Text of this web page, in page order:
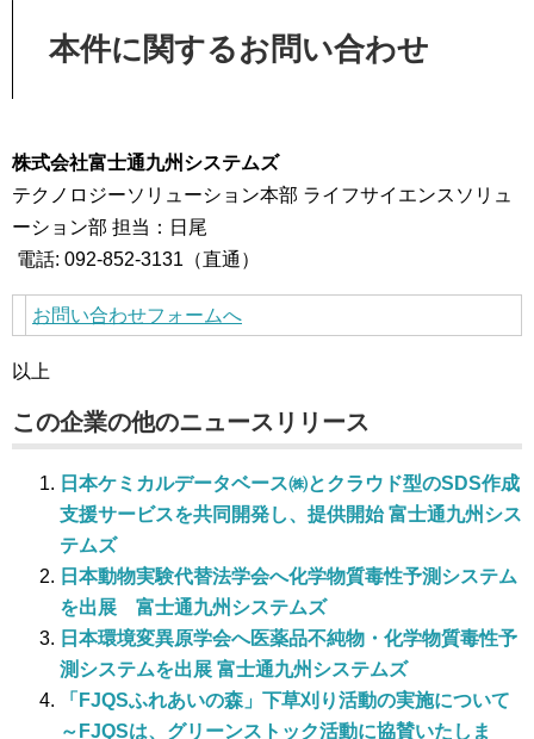
本件に関するお問い合わせ
株式会社富士通九州システムズ
テクノロジーソリューション本部 ライフサイエンスソリュ
ーション部 担当：日尾
電話: 092-852-3131（直通）
お問い合わせフォームへ
以上
この企業の他のニュースリリース
日本ケミカルデータベース㈱とクラウド型のSDS作成
支援サービスを共同開発し、提供開始 富士通九州シス
テムズ
日本動物実験代替法学会へ化学物質毒性予測システム
を出展 富士通九州システムズ
日本環境変異原学会へ医薬品不純物・化学物質毒性予
測システムを出展 富士通九州システムズ
「FJQSふれあいの森」下草刈り活動の実施について
～FJQSは、グリーンストック活動に協賛いたしま